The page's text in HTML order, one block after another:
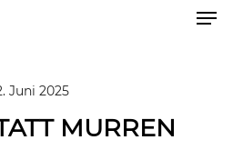
Juni 2025
MURREN